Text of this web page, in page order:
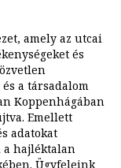
amely az utcai
és
a társadalom
Koppenhágában
Emellett
adatokat
a hajléktalan
Ügyfeleink